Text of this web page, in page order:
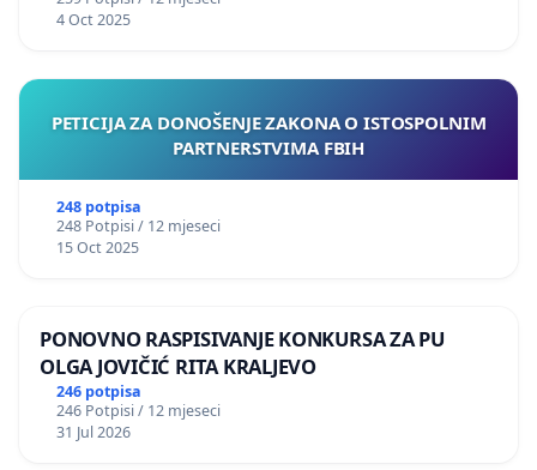
4 Oct 2025
PETICIJA ZA DONOŠENJE ZAKONA O ISTOSPOLNIM
PARTNERSTVIMA FBIH
248 potpisa
248 Potpisi / 12 mjeseci
15 Oct 2025
PONOVNO RASPISIVANJE KONKURSA ZA PU
OLGA JOVIČIĆ RITA KRALJEVO
246 potpisa
246 Potpisi / 12 mjeseci
31 Jul 2026